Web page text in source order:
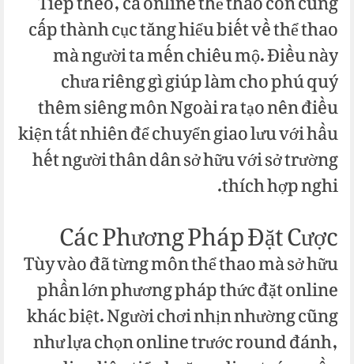
cấp thành cục tăng hiểu biết về thể thao
mà người ta mến chiêu mộ. Điều này
chưa riêng gì giúp làm cho phú quý
thêm siêng môn Ngoài ra tạo nên điều
kiện tất nhiên để chuyển giao lưu với hầu
hết người thân dân sở hữu với sở trường
thích hợp nghi.
Các Phương Pháp Đặt Cược
Tùy vào đã từng môn thể thao mà sở hữu
phần lớn phương pháp thức đặt online
khác biệt. Người chơi nhịn nhường cũng
như lựa chọn online trước round đánh,